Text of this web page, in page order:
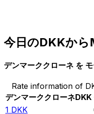
今日のDKKから
デンマーククローネ を
Rate information of
デンマーククローネDKK
1 DKK